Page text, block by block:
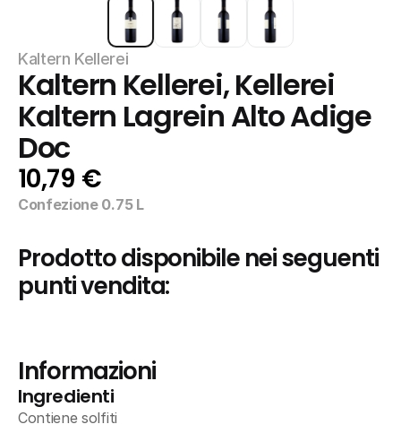
Kaltern Kellerei
Kaltern Kellerei, Kellerei
Kaltern Lagrein Alto Adige
Doc
10,79 €
Confezione 0.75 L
Prodotto disponibile nei seguenti
punti vendita:
Informazioni
Ingredienti
Contiene solfiti